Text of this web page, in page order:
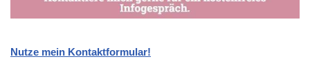
Nutze mein Kontaktformular!